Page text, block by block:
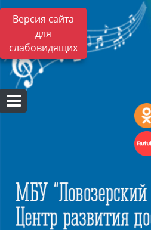
Версия сайта
для
слабовидящих